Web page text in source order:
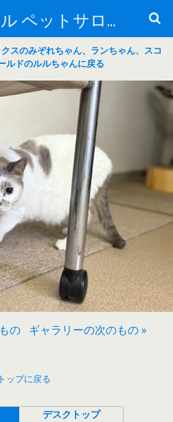
ペットホテル ペットサロン トリミングサロン 東京 ヌーノクラブのブログ
スのみぞれちゃん、ランちゃん、スコ
ルドのルルちゃんに戻る
の ギャラリーの次のもの »
トップに戻る
デスクトップ